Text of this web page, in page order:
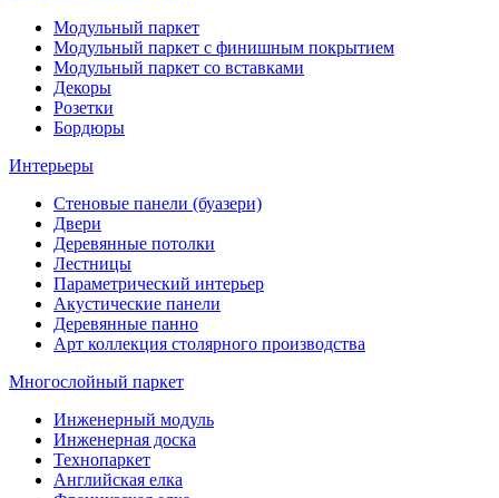
Модульный паркет
Модульный паркет с финишным покрытием
Модульный паркет со вставками
Декоры
Розетки
Бордюры
Интерьеры
Стеновые панели (буазери)
Двери
Деревянные потолки
Лестницы
Параметрический интерьер
Акустические панели
Деревянные панно
Арт коллекция столярного производства
Многослойный паркет
Инженерный модуль
Инженерная доска
Технопаркет
Английская елка